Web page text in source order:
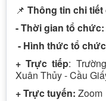
📌 Thông tin chi tiết
- Thời gian tổ chức:
- Hình thức tổ
+ Trực tiếp:
Xuân Thủy - Cầu
+ Trực tuyến: Zoom